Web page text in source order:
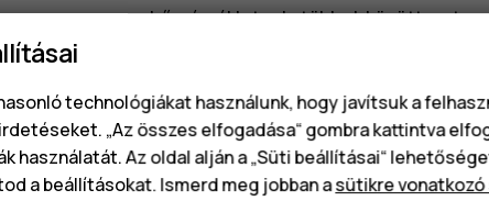
hőmérsékletnek, többek között ne
Ne szedje szét, ne darabolja fel, ne
módon se károsítsa az akkumulátort.
kerüljön se a bőrére, se a szemébe.
területet, vagy forduljon orvoshoz.
technológiákat használunk, hogy javítsuk a
„Az összes elfogadása“ gombra kattintva
használatát. Az oldal alján a „Süti beállításai“
a beállításokat. Ismerd meg jobban asütikre